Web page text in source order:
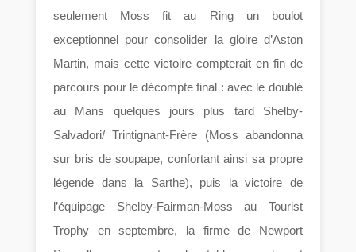
seulement Moss fit au Ring un boulot
exceptionnel pour consolider la gloire d’Aston
Martin, mais cette victoire compterait en fin de
parcours pour le décompte final : avec le doublé
au Mans quelques jours plus tard Shelby-
Salvadori/ Trintignant-Frère (Moss abandonna
sur bris de soupape, confortant ainsi sa propre
légende dans la Sarthe), puis la victoire de
l’équipage Shelby-Fairman-Moss au Tourist
Trophy en septembre, la firme de Newport